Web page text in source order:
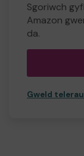
Sgoriwch
Amazon
da.
Gweld